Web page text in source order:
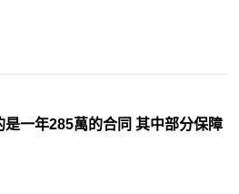
一年285萬的合同 其中部分保障